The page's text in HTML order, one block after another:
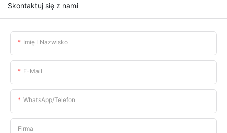
Skontaktuj się z nami
Imię I Nazwisko
E-Mail
WhatsApp/telefon
Firma